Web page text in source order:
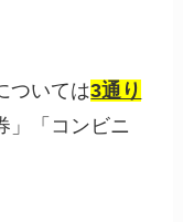
ついては3通り
」「コンビニ